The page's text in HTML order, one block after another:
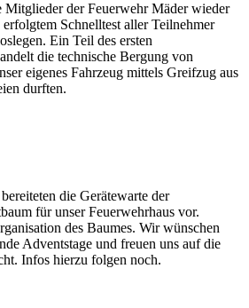
Mitglieder der Feuerwehr Mäder wieder
Schnelltest aller Teilnehmer
Ein Teil des ersten
die technische Bergung von
eigenes Fahrzeug mittels Greifzug aus
durften.
die Gerätewarte der
für unser Feuerwehrhaus vor.
des Baumes. Wir wünschen
Adventstage und freuen uns auf die
Infos hierzu folgen noch.